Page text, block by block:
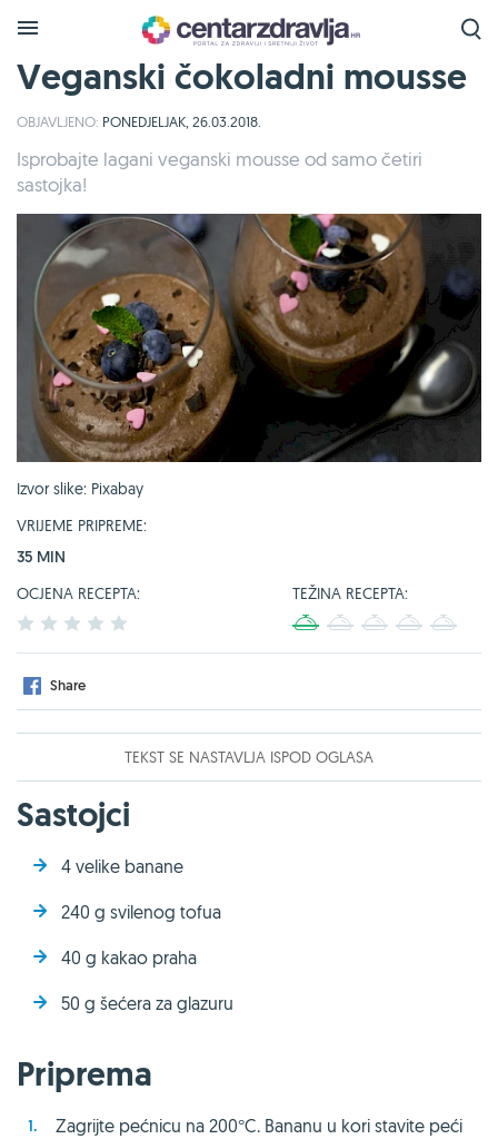
Veganski čokoladni mousse
OBJAVLJENO: PONEDJELJAK, 26.03.2018.
Isprobajte lagani veganski mousse od samo četiri
sastojka!
Izvor slike: Pixabay
VRIJEME PRIPREME:
35 MIN
OCJENA RECEPTA:
2 3 4
TEŽINA RECEPTA:
4
Share
TEKST SE NASTAVLJA ISPOD OGLASA
Sastojci
4 velike banane
240 g svilenog tofua
40 g kakao praha
50 g šećera za glazuru
Priprema
Zagrijte pećnicu na 200°C. Bananu u kori stavite peći